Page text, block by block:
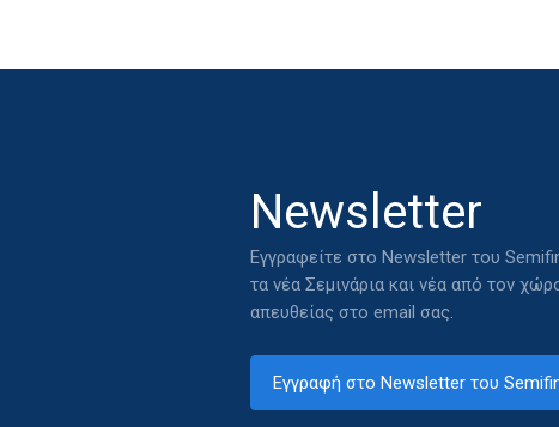
Newsletter
Εγγραφείτε στο Newsletter του
τα νέα Σεμινάρια και νέα από τον
απευθείας στο email σας.
Εγγραφή στο Newsletter του